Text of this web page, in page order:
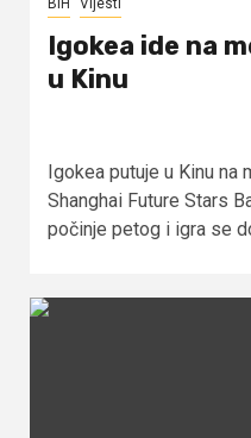
Igokea ide na
u Kinu
Igokea putuje u Kinu na
Shanghai Future Stars
počinje petog i igra se